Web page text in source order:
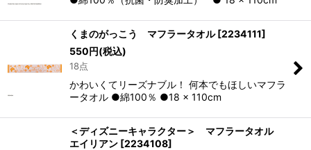
くまのがっこう マフラータオル [2234111]
550円(税込)
18点
かわいくてリーズナブル！ 何本でもほしいマフラ
ータオル ●綿100％ ●18 × 110cm
＜ディズニーキャラクター＞ マフラータオル
エイリアン [2234108]